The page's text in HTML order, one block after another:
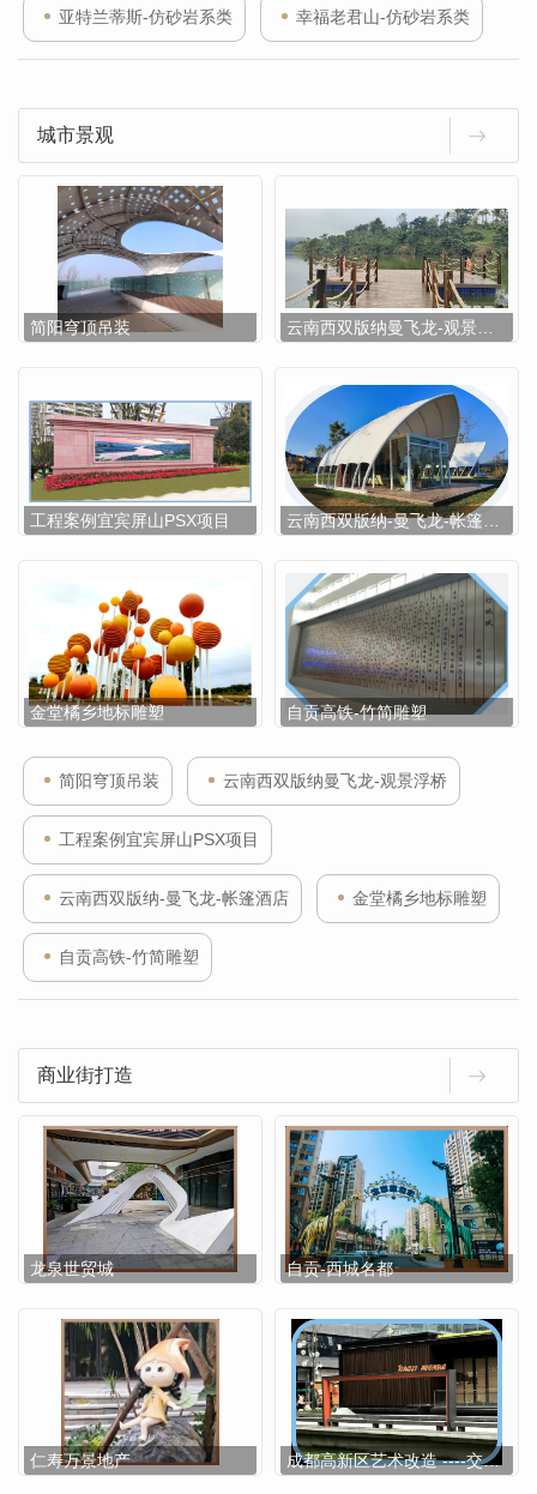
亚特兰蒂斯-仿砂岩系类 幸福老君山-仿砂岩系类
城市景观
简阳穹顶吊装
工程案例宜宾屏山PSX项目
金堂橘乡地标雕塑 自贡高铁-竹简雕塑
简阳穹顶吊装 云南西双版纳曼飞龙-观景浮桥
工程案例宜宾屏山PSX项目
云南西双版纳-曼飞龙-帐篷酒店 金堂橘乡地标雕塑
自贡高铁-竹简雕塑
商业街打造
龙泉世贸城 自贡-西城名都
仁寿万景地产 成都高新区艺术改造 ----交子大道